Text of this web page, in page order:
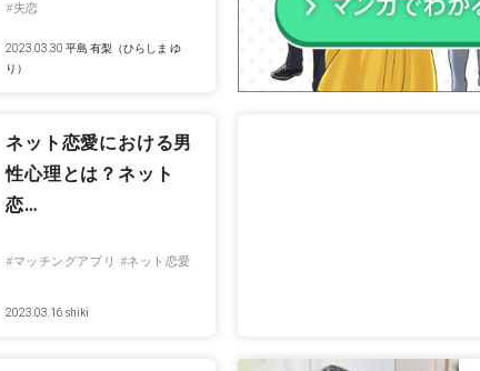
#失恋
2023.03.30 平島 有梨（ひらしま ゆ
り）
ネット恋愛における男
性心理とは？ネット
恋…
#マッチングアプリ #ネット恋愛
2023.03.16 shiki